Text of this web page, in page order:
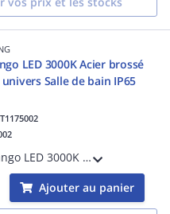
LED 3000K Acier brossé
Salle de bain IP65
Balisage Tango LED 3000K Acier brossé inoxydable référence 1175002 univers Salle de bain source incluse 1 x 1W LED dimmable driver requis IP65 Classe III - Basse tension Zone 1, 2, 3
Ajouter au panier